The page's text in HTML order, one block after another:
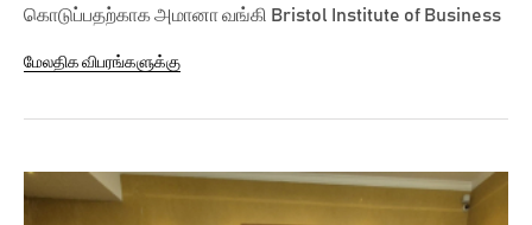
கொடுப்பதற்காக அமானா வங்கி Bristol Institute of Business
மேலதிக விபரங்களுக்கு